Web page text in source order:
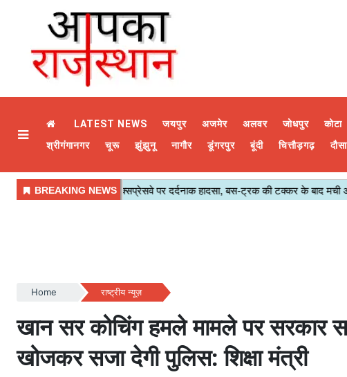
LATEST NEWS जयपुर अजमेर अलवर जोधपुर कोटा
श्रीगंगानगर
चूरू झुंझुनू नागौर डूंगरपुर बूंदी चित्तौड़गढ़ दौसा
Home राष्ट्रीय न्यूज़
खान सर कोचिंग हमले मामले पर सरकार
खोजकर सजा देगी पुलिस: शिक्षा मंत्री